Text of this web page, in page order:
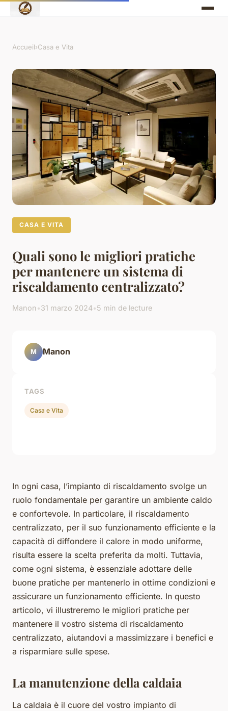
Accueil›Casa e Vita
CASA E VITA
Quali sono le migliori pratiche
per mantenere un sistema di
riscaldamento centralizzato?
Manon•31 marzo 2024•5 min de lecture
In ogni casa, l’impianto di riscaldamento svolge un
ruolo fondamentale per garantire un ambiente caldo
e confortevole. In particolare, il riscaldamento
centralizzato, per il suo funzionamento efficiente e la
capacità di diffondere il calore in modo uniforme,
risulta essere la scelta preferita da molti. Tuttavia,
come ogni sistema, è essenziale adottare delle
buone pratiche per mantenerlo in ottime condizioni e
assicurare un funzionamento efficiente. In questo
articolo, vi illustreremo le migliori pratiche per
mantenere il vostro sistema di riscaldamento
centralizzato, aiutandovi a massimizzare i benefici e
a risparmiare sulle spese.
La manutenzione della caldaia
La caldaia è il cuore del vostro impianto di
M Manon
TAGS
Casa e Vita